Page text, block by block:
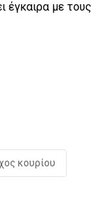
έγκαιρα με τους
κουρίου